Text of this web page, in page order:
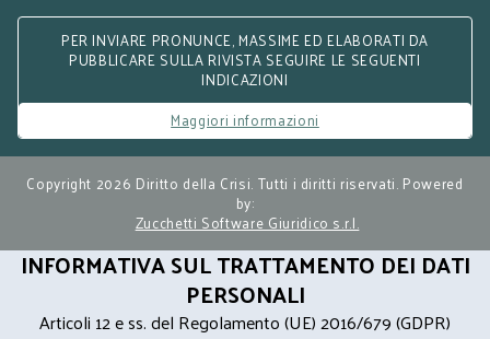
PER INVIARE PRONUNCE, MASSIME ED ELABORATI DA
PUBBLICARE SULLA RIVISTA SEGUIRE LE SEGUENTI
INDICAZIONI
Maggiori informazioni
Copyright 2026 Diritto della Crisi. Tutti i diritti riservati. Powered
by:
Zucchetti Software Giuridico s.r.l.
INFORMATIVA SUL TRATTAMENTO DEI DATI
PERSONALI
Articoli 12 e ss. del Regolamento (UE) 2016/679 (GDPR)